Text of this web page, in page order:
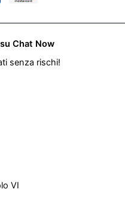
Chat Now
senza rischi!
VI